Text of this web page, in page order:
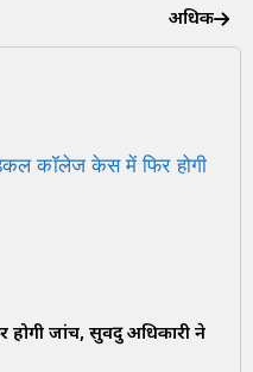
अधिक
जांच, सुवेंदु अधिकारी ने